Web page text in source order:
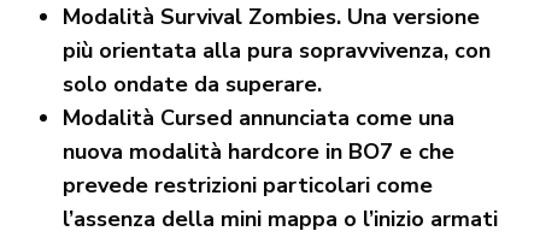
Modalità Survival Zombies. Una versione
più orientata alla pura sopravvivenza, con
solo ondate da superare.
Modalità Cursed annunciata come una
nuova modalità hardcore in BO7 e che
prevede restrizioni particolari come
l’assenza della mini mappa o l’inizio armati